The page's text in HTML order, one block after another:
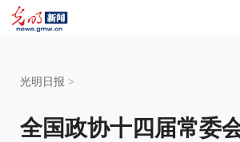
光明日报 >
全国政协十四届常委